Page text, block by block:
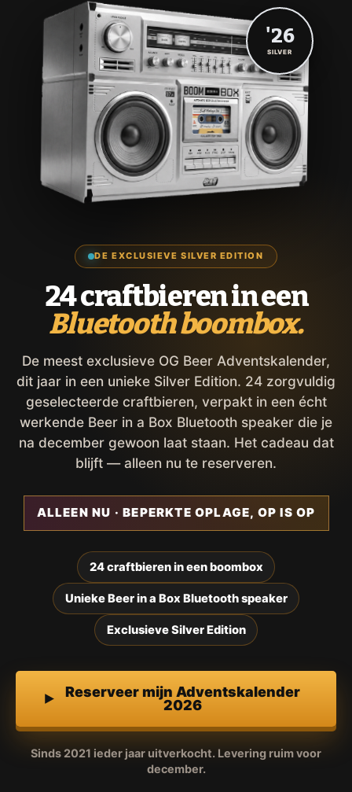
DE EXCLUSIEVE SILVER EDITION
24 craftbieren in een
Bluetooth boombox.
De meest exclusieve OG Beer Adventskalender,
dit jaar in een unieke Silver Edition. 24 zorgvuldig
geselecteerde craftbieren, verpakt in een écht
werkende Beer in a Box Bluetooth speaker die je
na december gewoon laat staan. Het cadeau dat
blijft — alleen nu te reserveren.
ALLEEN NU · BEPERKTE OPLAGE, OP IS OP
24 craftbieren in een boombox
Unieke Beer in a Box Bluetooth speaker
Exclusieve Silver Edition
Reserveer mijn Adventskalender
2026
Sinds 2021 ieder jaar uitverkocht. Levering ruim voor
december.
'26
SILVER